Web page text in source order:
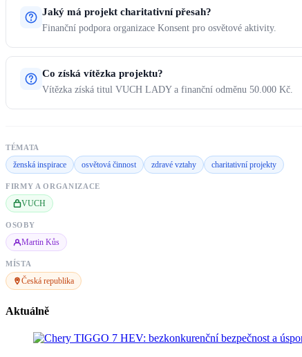
Jaký má projekt charitativní přesah?
Finanční podpora organizace Konsent pro osvětové aktivity.
Co získá vítězka projektu?
Vítězka získá titul VUCH LADY a finanční odměnu 50.000 Kč.
TÉMATA
ženská inspirace osvětová činnost zdravé vztahy charitativní projekty
FIRMY A ORGANIZACE
VUCH
OSOBY
Martin Kůs
MÍSTA
Česká republika
Aktuálně